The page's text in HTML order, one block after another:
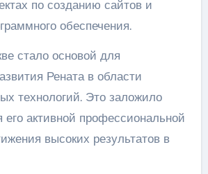
по созданию сайтов и
обеспечения.
стало основой для
Рената в области
технологий. Это заложило
активной профессиональной
высоких результатов в